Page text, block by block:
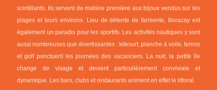
scintillants. Ils servent de matière première aux bijoux vendus sur les
plages et leurs environs. Lieu de détente de farniente, Boracay est
également un paradis pour les sportifs. Les activités nautiques y sont
aussi nombreuses que divertissantes : kitesurf, planche à voile, tennis
et golf ponctuent les journées des vacanciers. La nuit, la petite île
change de visage et devient particulièrement conviviale et
dynamique. Les bars, clubs et restaurants animent en effet le littoral.